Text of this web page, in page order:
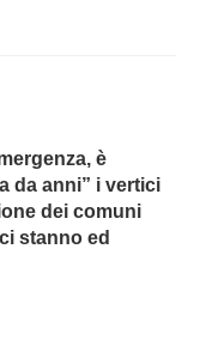
è
da anni” i vertici
dei comuni
stanno ed